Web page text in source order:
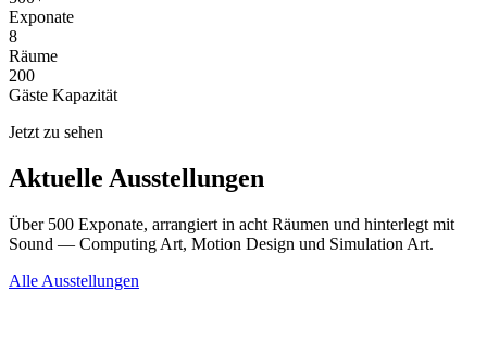
Exponate
8
Räume
200
Gäste Kapazität
Jetzt zu sehen
Aktuelle Ausstellungen
Über 500 Exponate, arrangiert in acht Räumen und hinterlegt mit
Sound — Computing Art, Motion Design und Simulation Art.
Alle Ausstellungen